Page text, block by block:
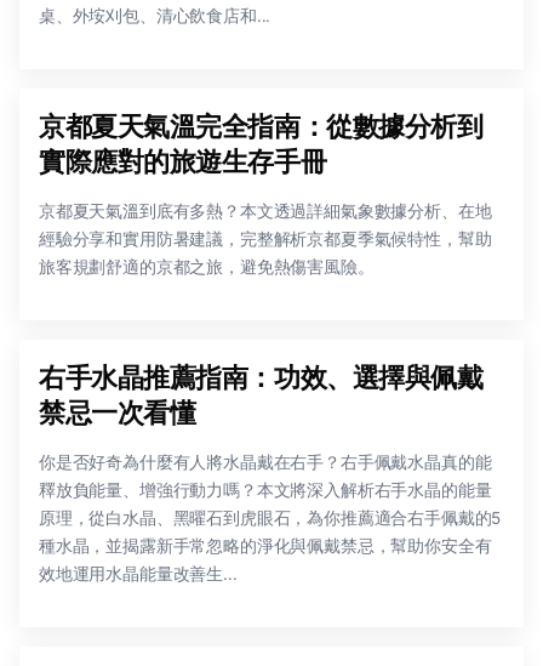
桌、外垵刈包、清心飲食店和...
京都夏天氣溫完全指南：從數據分析到
實際應對的旅遊生存手冊
京都夏天氣溫到底有多熱？本文透過詳細氣象數據分析、在地
經驗分享和實用防暑建議，完整解析京都夏季氣候特性，幫助
旅客規劃舒適的京都之旅，避免熱傷害風險。
右手水晶推薦指南：功效、選擇與佩戴
禁忌一次看懂
你是否好奇為什麼有人將水晶戴在右手？右手佩戴水晶真的能
釋放負能量、增強行動力嗎？本文將深入解析右手水晶的能量
原理，從白水晶、黑曜石到虎眼石，為你推薦適合右手佩戴的5
種水晶，並揭露新手常忽略的淨化與佩戴禁忌，幫助你安全有
效地運用水晶能量改善生...